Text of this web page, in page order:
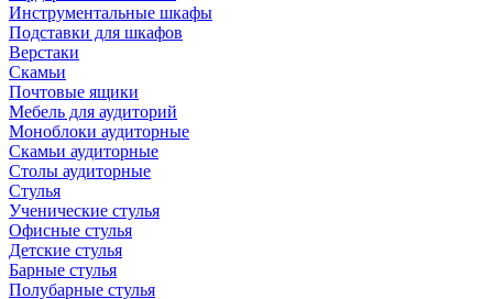
Инструментальные шкафы
Подставки для шкафов
Верстаки
Скамьи
Почтовые ящики
Мебель для аудиторий
Моноблоки аудиторные
Скамьи аудиторные
Столы аудиторные
Стулья
Ученические стулья
Офисные стулья
Детские стулья
Барные стулья
Полубарные стулья